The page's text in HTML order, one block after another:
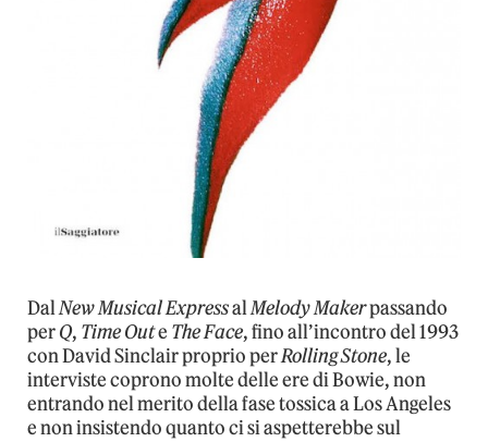
DalNew Musical ExpressalMelody Makerpassando
perQ, Time Oute The Face, fino all’incontro del 1993
con David Sinclair proprio perRolling Stone, le
interviste coprono molte delle ere di Bowie, non
entrando nel merito della fase tossica a Los Angeles
e non insistendo quanto ci si aspetterebbe sul